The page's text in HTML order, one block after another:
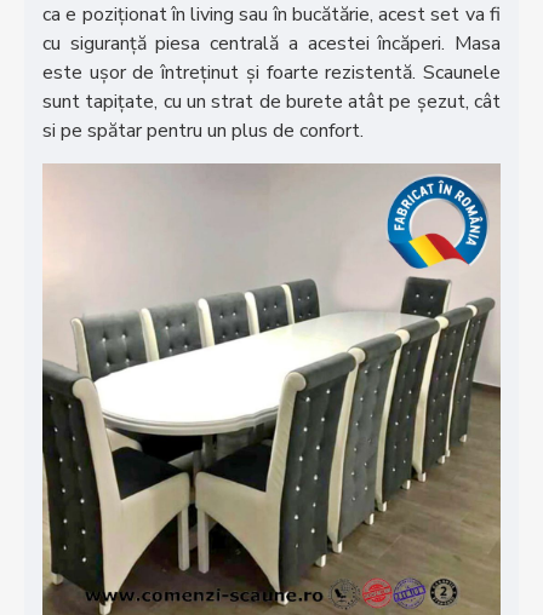
ca e poziționat în living sau în bucătărie, acest set va fi
cu siguranță piesa centrală a acestei încăperi. Masa
este ușor de întreținut și foarte rezistentă. Scaunele
sunt tapițate, cu un strat de burete atât pe șezut, cât
si pe spătar pentru un plus de confort.